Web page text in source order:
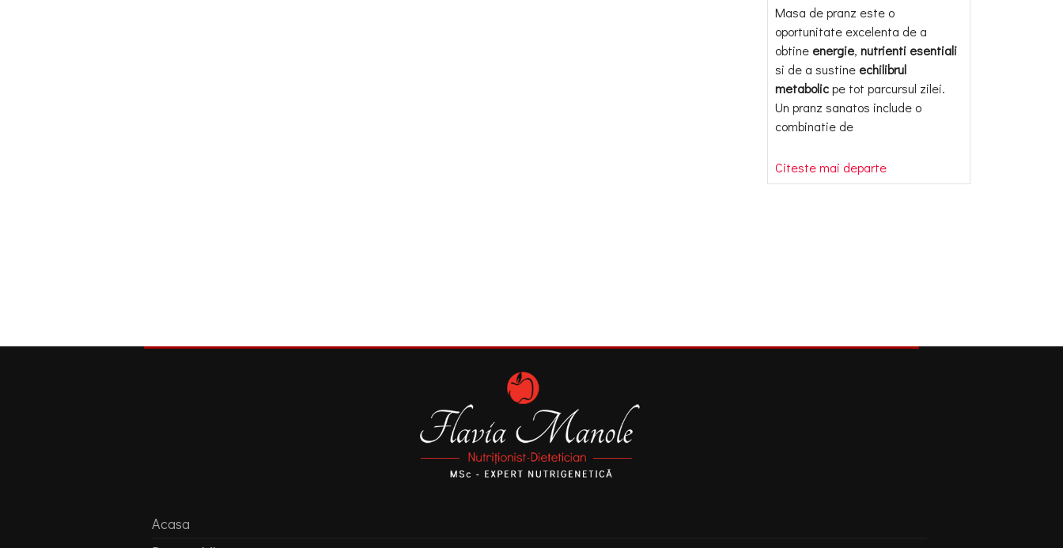
Masa de pranz este o
oportunitate excelenta de a
obtineenergie, nutrienti esentiali
si de a sustineechilibrul
metabolicpe tot parcursul zilei.
Un pranz sanatos include o
combinatie de
Citeste mai departe
Acasa